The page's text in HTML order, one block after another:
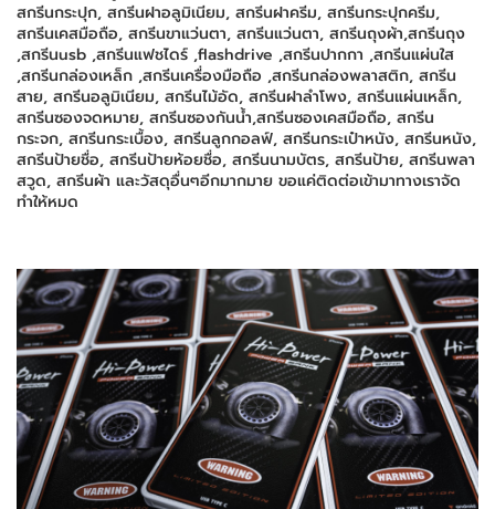
สกรีนกระปุก, สกรีนฝาอลูมิเนียม, สกรีนฝาครีม, สกรีนกระปุกครีม,
สกรีนเคสมือถือ, สกรีนขาแว่นตา, สกรีนแว่นตา, สกรีนถุงผ้า,สกรีนถุง
,สกรีนusb ,สกรีนแฟชไดร์ ,flashdrive ,สกรีนปากกา ,สกรีนแผ่นใส
,สกรีนกล่องเหล็ก ,สกรีนเครื่องมือถือ ,สกรีนกล่องพลาสติก, สกรีน
สาย, สกรีนอลูมิเนียม, สกรีนไม้อัด, สกรีนฝาลำโพง, สกรีนแผ่นเหล็ก,
สกรีนซองจดหมาย, สกรีนซองกันน้ำ,สกรีนซองเคสมือถือ, สกรีน
กระจก, สกรีนกระเบื้อง, สกรีนลูกกอลฟ์, สกรีนกระเป๋าหนัง, สกรีนหนัง,
สกรีนป้ายชื่อ, สกรีนป้ายห้อยชื่อ, สกรีนนามบัตร, สกรีนป้าย, สกรีนพลา
สวูด, สกรีนผ้า และวัสดุอื่นๆอีกมากมาย ขอแค่ติดต่อเข้ามาทางเราจัด
ทำให้หมด